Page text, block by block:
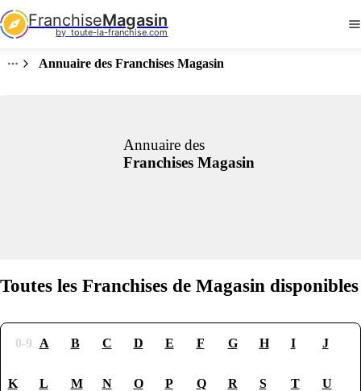
FranchiseMagasin
by  toute-la-franchise.com
Annuaire des Franchises Magasin
Annuaire des
Franchises Magasin
Toutes les Franchises de Magasin disponibles
0-9 A B C D E F G H I J
K L M N O P Q R S T U